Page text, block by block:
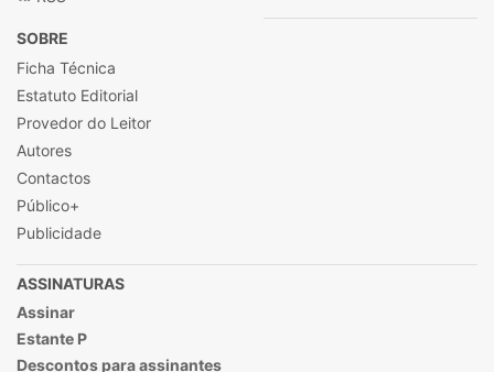
SOBRE
Ficha Técnica
Estatuto Editorial
Provedor do Leitor
Autores
Contactos
Público+
Publicidade
ASSINATURAS
Assinar
Estante P
Descontos para assinantes